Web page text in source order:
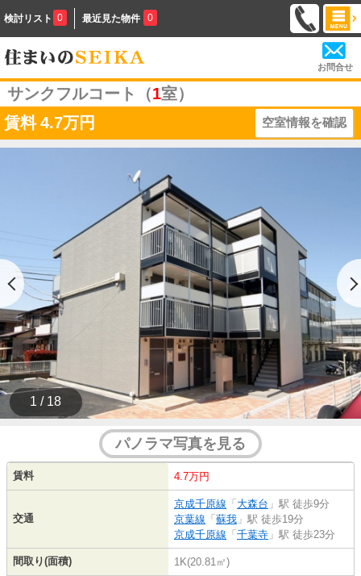
検討リスト 0 最近見た物件 0
お問合せ
サンクフルコート（1室）
賃料 4.7万円 空室情報を確認
1 / 18
パノラマ写真を見る
賃料 4.7万円
交通
京成千原線 「 大森台 」駅 徒歩9分
京葉線 「 蘇我 」駅 徒歩19分
京成千原線 「 千葉寺 」駅 徒歩23分
間取り(面積) 1K(20.81㎡)